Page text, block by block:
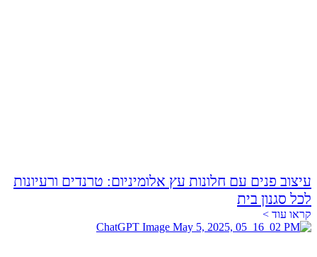
עיצוב פנים עם חלונות עץ אלומיניום: טרנדים ורעיונות
לכל סגנון בית
קראו עוד >